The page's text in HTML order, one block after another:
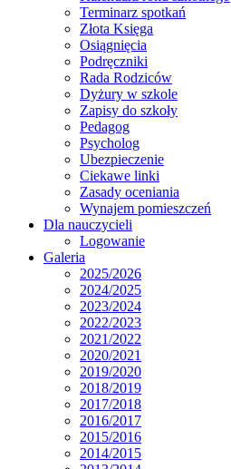
Terminarz spotkań
Złota Księga
Osiągnięcia
Podręczniki
Rada Rodziców
Dyżury w szkole
Zapisy do szkoły
Pedagog
Psycholog
Ubezpieczenie
Ciekawe linki
Zasady oceniania
Wynajem pomieszczeń
Dla nauczycieli
Logowanie
Galeria
2025/2026
2024/2025
2023/2024
2022/2023
2021/2022
2020/2021
2019/2020
2018/2019
2017/2018
2016/2017
2015/2016
2014/2015